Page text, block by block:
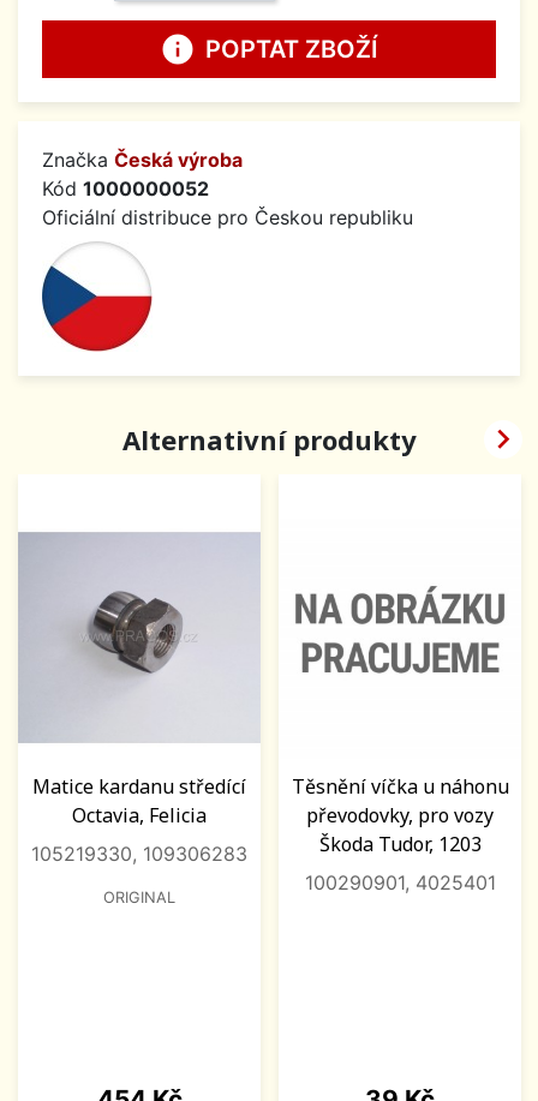
info POPTAT ZBOŽÍ
Značka Česká výroba
Kód 1000000052
Oficiální distribuce pro Českou republiku
Alternativní produkty
Matice kardanu středící
Octavia, Felicia
105219330, 109306283
ORIGINAL
Cena
Těsnění víčka u náhonu
převodovky, pro vozy
Škoda Tudor, 1203
100290901, 4025401
Cena
